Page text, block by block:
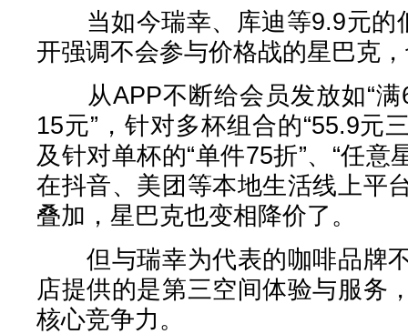
当如今瑞幸、库迪等9.9元的
开强调不会参与价格战的星巴克
从APP不断给会员发放如“满
15元”，针对多杯组合的“55.9元
及针对单杯的“单件75折”、“任意
在抖音、美团等本地生活线上平
叠加，星巴克也变相降价了。
但与瑞幸为代表的咖啡品牌
店提供的是第三空间体验与服务
核心竞争力。